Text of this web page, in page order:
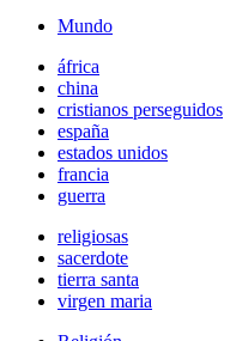
Mundo
áfrica
china
cristianos perseguidos
españa
estados unidos
francia
guerra
religiosas
sacerdote
tierra santa
virgen maria